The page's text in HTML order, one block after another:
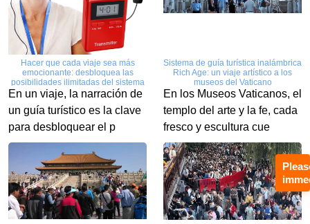
Hacer que cada viaje sea más
emocionante: desbloquea las
posibilidades ilimitadas del sistema
de guías turísticas inalámbricas Rich
En un viaje, la narración de
un guía turístico es la clave
para desbloquear el p
Sistema de guía turística inalámbrica
Rich Age: un viaje artístico a los
museos del Vaticano
En los Museos Vaticanos, el
templo del arte y la fe, cada
fresco y escultura cue